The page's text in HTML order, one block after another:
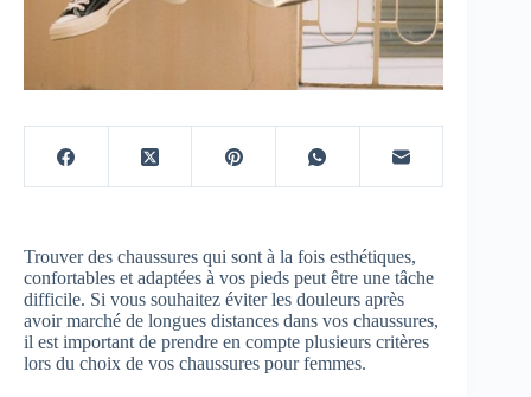
Trouver des chaussures qui sont à la fois esthétiques,
confortables et adaptées à vos pieds peut être une tâche
difficile. Si vous souhaitez éviter les douleurs après
avoir marché de longues distances dans vos chaussures,
il est important de prendre en compte plusieurs critères
lors du choix de vos chaussures pour femmes.